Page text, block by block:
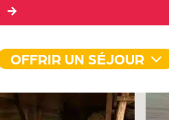
OFFRIR UN SÉJOUR